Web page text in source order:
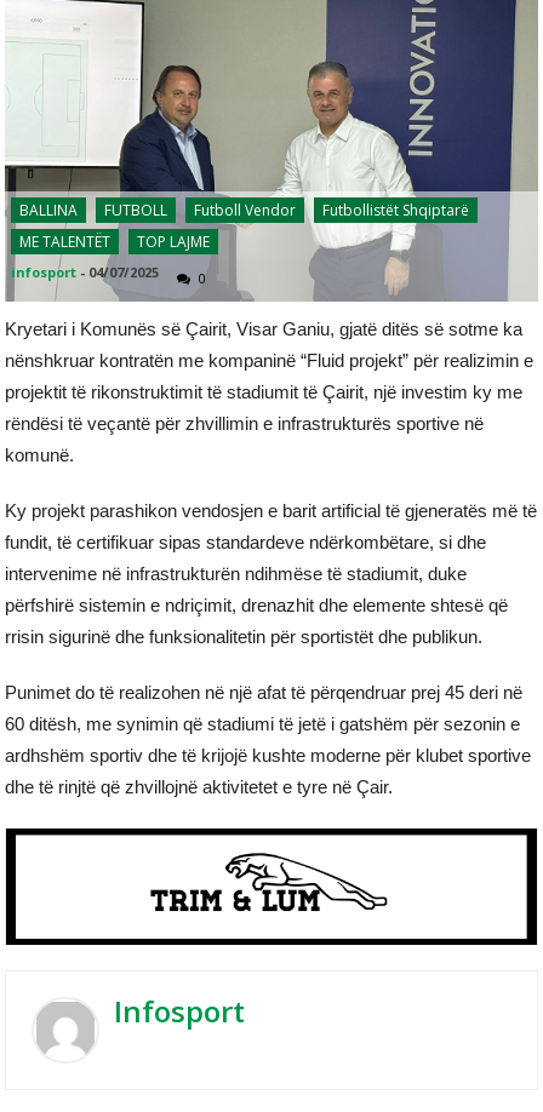
BALLINA FUTBOLL Futboll Vendor
Futbollistët Shqiptarë
ME TALENTËT
TOP LAJME
infosport - 04/07/2025 0
Kryetari i Komunës së Çairit, Visar Ganiu, gjatë ditës së sotme ka
nënshkruar kontratën me kompaninë “Fluid projekt” për realizimin e
projektit të rikonstruktimit të stadiumit të Çairit, një investim ky me
rëndësi të veçantë për zhvillimin e infrastrukturës sportive në
komunë.
Ky projekt parashikon vendosjen e barit artificial të gjeneratës më të
fundit, të certifikuar sipas standardeve ndërkombëtare, si dhe
intervenime në infrastrukturën ndihmëse të stadiumit, duke
përfshirë sistemin e ndriçimit, drenazhit dhe elemente shtesë që
rrisin sigurinë dhe funksionalitetin për sportistët dhe publikun.
Punimet do të realizohen në një afat të përqendruar prej 45 deri në
60 ditësh, me synimin që stadiumi të jetë i gatshëm për sezonin e
ardhshëm sportiv dhe të krijojë kushte moderne për klubet sportive
dhe të rinjtë që zhvillojnë aktivitetet e tyre në Çair.
Infosport